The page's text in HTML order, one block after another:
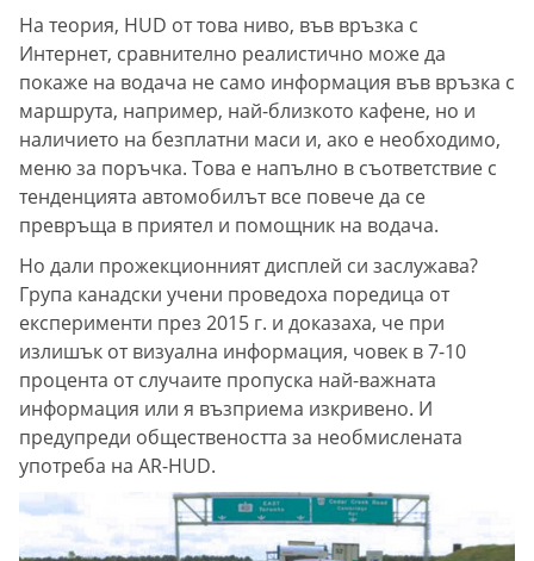
На теория, HUD от това ниво, във връзка с
Интернет, сравнително реалистично може да
покаже на водача не само информация във връзка с
маршрута, например, най-близкото кафене, но и
наличието на безплатни маси и, ако е необходимо,
меню за поръчка. Това е напълно в съответствие с
тенденцията автомобилът все повече да се
превръща в приятел и помощник на водача.
Но дали прожекционният дисплей си заслужава?
Група канадски учени проведоха поредица от
експерименти през 2015 г. и доказаха, че при
излишък от визуална информация, човек в 7-10
процента от случаите пропуска най-важната
информация или я възприема изкривено. И
предупреди обществеността за необмислената
употреба на AR-HUD.